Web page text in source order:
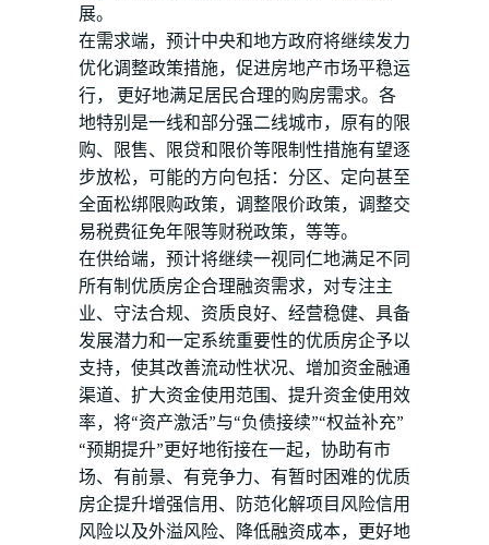
展。
在需求端，预计中央和地方政府将继续发力
优化调整政策措施，促进房地产市场平稳运
行， 更好地满足居民合理的购房需求。各
地特别是一线和部分强二线城市，原有的限
购、限售、限贷和限价等限制性措施有望逐
步放松，可能的方向包括：分区、定向甚至
全面松绑限购政策，调整限价政策，调整交
易税费征免年限等财税政策，等等。
在供给端，预计将继续一视同仁地满足不同
所有制优质房企合理融资需求，对专注主
业、守法合规、资质良好、经营稳健、具备
发展潜力和一定系统重要性的优质房企予以
支持，使其改善流动性状况、增加资金融通
渠道、扩大资金使用范围、提升资金使用效
率，将“资产激活”与“负债接续”“权益补充”
“预期提升”更好地衔接在一起，协助有市
场、有前景、有竞争力、有暂时困难的优质
房企提升增强信用、防范化解项目风险信用
风险以及外溢风险、降低融资成本，更好地